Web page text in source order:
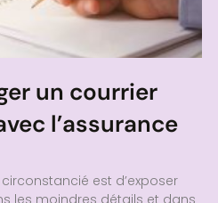
un courrier
l’assurance
est d’exposer